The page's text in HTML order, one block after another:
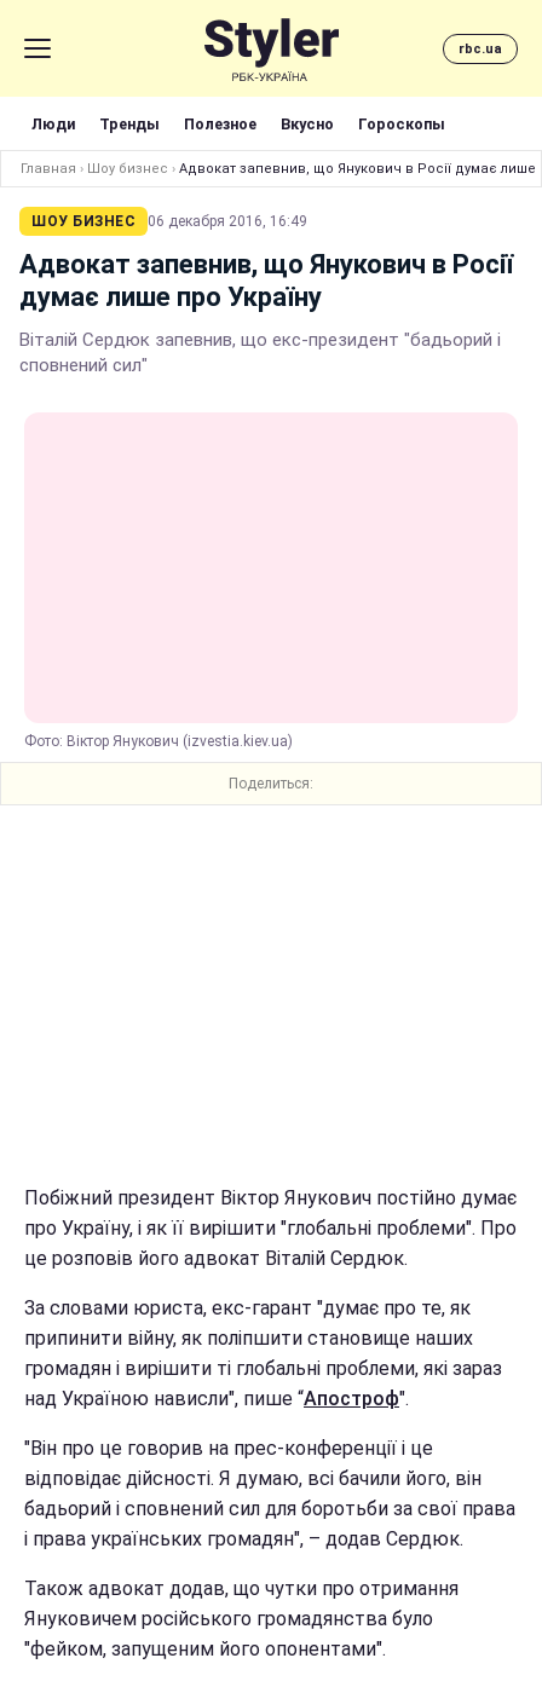
rbc.ua
Люди Тренды Полезное Вкусно Гороскопы
Главная › Шоу бизнес › Адвокат запевнив, що Янукович в Росії думає лише
ШОУ БИЗНЕС 06 декабря 2016, 16:49
Адвокат запевнив, що Янукович в Росії
думає лише про Україну
Віталій Сердюк запевнив, що екс-президент "бадьорий і
сповнений сил"
Фото: Віктор Янукович (izvestia.kiev.ua)
Поделиться:
Побіжний президент Віктор Янукович постійно думає
про Україну, і як її вирішити "глобальні проблеми". Про
це розповів його адвокат Віталій Сердюк.
За словами юриста, екс-гарант "думає про те, як
припинити війну, як поліпшити становище наших
громадян і вирішити ті глобальні проблеми, які зараз
над Україною нависли", пише “Апостроф".
"Він про це говорив на прес-конференції і це
відповідає дійсності. Я думаю, всі бачили його, він
бадьорий і сповнений сил для боротьби за свої права
і права українських громадян", – додав Сердюк.
Також адвокат додав, що чутки про отримання
Януковичем російського громадянства було
"фейком, запущеним його опонентами".